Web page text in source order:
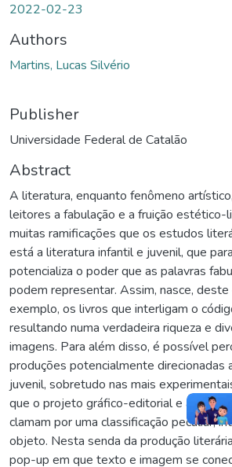
2022-02-23
Authors
Martins, Lucas Silvério
Publisher
Universidade Federal de Catalão
Abstract
A literatura, enquanto fenômeno
leitores a fabulação e a fruição estético-
muitas ramificações que os estudos
está a literatura infantil e juvenil, que
potencializa o poder que as palavras
podem representar. Assim, nasce,
exemplo, os livros que interligam o
resultando numa verdadeira riqueza e
imagens. Para além disso, é possível
produções potencialmente direcionadas
juvenil, sobretudo nas mais
que o projeto gráfico-editorial e a
clamam por uma classificação peculiar,
objeto. Nesta senda da produção
pop-up em que texto e imagem se